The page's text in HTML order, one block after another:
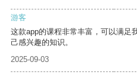
游客
这款app的课程非常丰富，可以满足
己感兴趣的知识。
2025-09-03